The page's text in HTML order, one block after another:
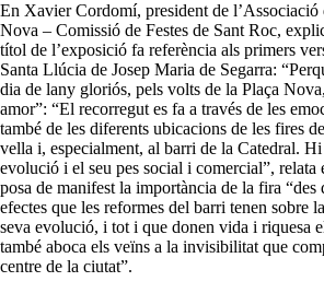
En Xavier Cordomí, president de l’Associació
Nova – Comissió de Festes de Sant Roc,
títol de l’exposició fa referència als primers
Santa Llúcia de Josep Maria de Segarra:
dia de lany gloriós, pels volts de la Plaça
amor”: “El recorregut es fa a través de les
també de les diferents ubicacions de les fires
vella i, especialment, al barri de la Catedral.
evolució i el seu pes social i comercial”, relata
posa de manifest la importància de la fira “des
efectes que les reformes del barri tenen sobre
seva evolució, i tot i que donen vida i riquesa
també aboca els veïns a la invisibilitat que
centre de la ciutat”.